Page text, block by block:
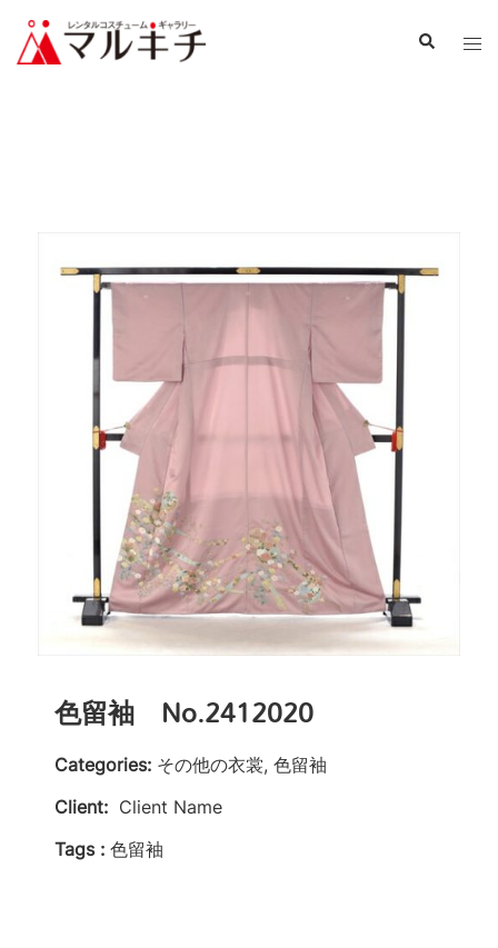
色留袖 No.2412020
Categories: その他の衣裳, 色留袖
Client: Client Name
Tags : 色留袖